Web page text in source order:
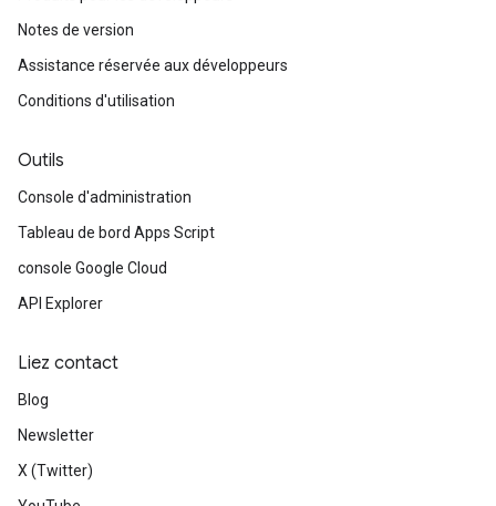
Notes de version
Assistance réservée aux développeurs
Conditions d'utilisation
Outils
Console d'administration
Tableau de bord Apps Script
console Google Cloud
API Explorer
Liez contact
Blog
Newsletter
X (Twitter)